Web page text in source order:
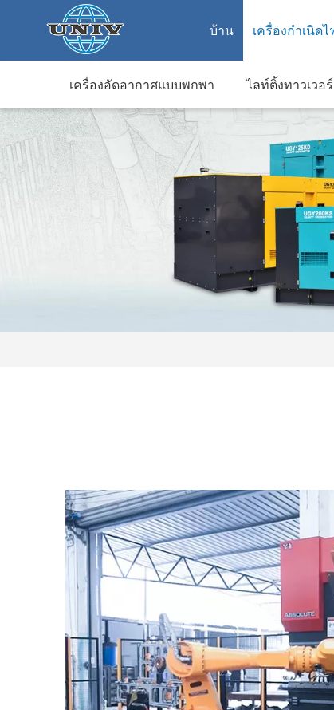
บ้าน เครื่องกำเนิด
เครื่องอัดอากาศแบบพกพา ไลท์ติ้งทาวเวอร์